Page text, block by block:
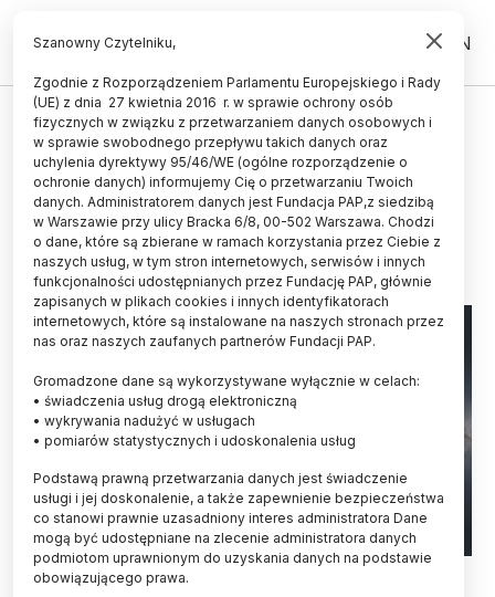
PL EN
ŚWIAT
Sonda Gaia odkryła niezwykłą
rodzinę gwiazd
09.05.2025
aktualizacja: 09.05.2025
3 minuty czytania
13.06.2022/ EPA/ European Space Agency
Szanowny Czytelniku,
Zgodnie z Rozporządzeniem Parlamentu Europejskiego i Rady
(UE) z dnia 27 kwietnia 2016 r. w sprawie ochrony osób
fizycznych w związku z przetwarzaniem danych osobowych i
w sprawie swobodnego przepływu takich danych oraz
uchylenia dyrektywy 95/46/WE (ogólne rozporządzenie o
ochronie danych) informujemy Cię o przetwarzaniu Twoich
danych. Administratorem danych jest Fundacja PAP,z siedzibą
w Warszawie przy ulicy Bracka 6/8, 00-502 Warszawa. Chodzi
o dane, które są zbierane w ramach korzystania przez Ciebie z
naszych usług, w tym stron internetowych, serwisów i innych
funkcjonalności udostępnianych przez Fundację PAP, głównie
zapisanych w plikach cookies i innych identyfikatorach
internetowych, które są instalowane na naszych stronach przez
nas oraz naszych zaufanych partnerów Fundacji PAP.
Gromadzone dane są wykorzystywane wyłącznie w celach:
• świadczenia usług drogą elektroniczną
• wykrywania nadużyć w usługach
• pomiarów statystycznych i udoskonalenia usług
Podstawą prawną przetwarzania danych jest świadczenie
usługi i jej doskonalenie, a także zapewnienie bezpieczeństwa
co stanowi prawnie uzasadniony interes administratora Dane
mogą być udostępniane na zlecenie administratora danych
podmiotom uprawnionym do uzyskania danych na podstawie
obowiązującego prawa.